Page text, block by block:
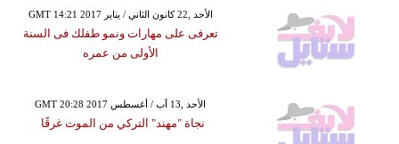
GMT 14:21 2017 الأحد ,22 كانون الثاني / يناير
تعرفى على مهارات ونمو طفلك فى السنة
الأولى من عمره
GMT 20:28 2017 الأحد ,13 آب / أغسطس
نجاة "مهند" التركي من الموت غرقًا